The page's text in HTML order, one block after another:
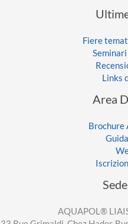
Fiere
Links
Area
Brochure
AQUAPOL®